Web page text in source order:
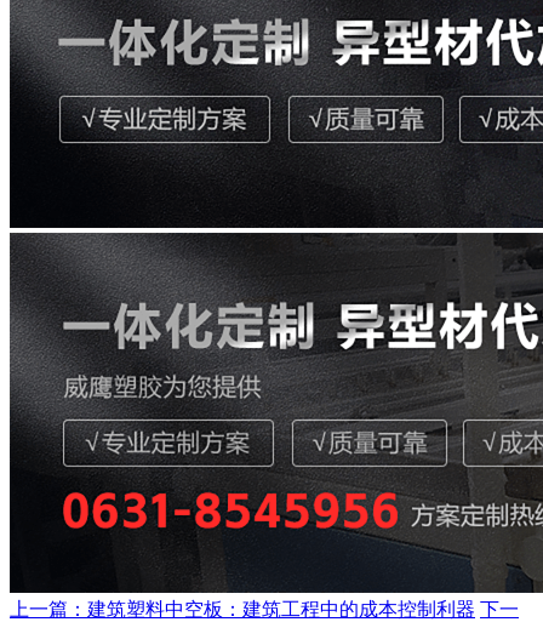
上一篇：建筑塑料中空板：建筑工程中的成本控制利器 下一